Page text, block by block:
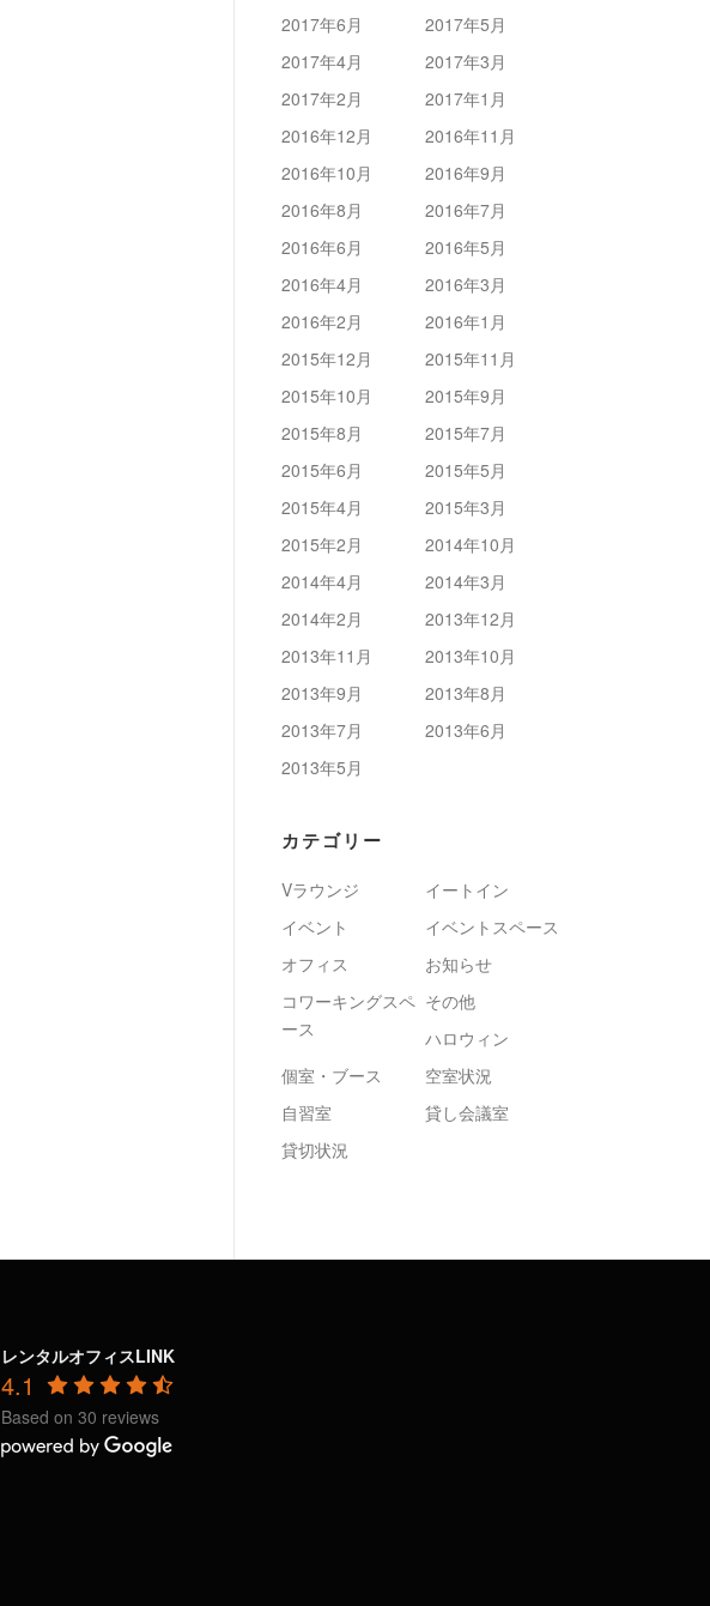
2017年6月
2017年5月
2017年4月
2017年3月
2017年2月
2017年1月
2016年12月
2016年11月
2016年10月
2016年9月
2016年8月
2016年7月
2016年6月
2016年5月
2016年4月
2016年3月
2016年2月
2016年1月
2015年12月
2015年11月
2015年10月
2015年9月
2015年8月
2015年7月
2015年6月
2015年5月
2015年4月
2015年3月
2015年2月
2014年10月
2014年4月
2014年3月
2014年2月
2013年12月
2013年11月
2013年10月
2013年9月
2013年8月
2013年7月
2013年6月
2013年5月
カテゴリー
Vラウンジ
イートイン
イベント
イベントスペース
オフィス
お知らせ
コワーキングスペ
ース
その他
ハロウィン
個室・ブース
空室状況
自習室
貸し会議室
貸切状況
レンタルオフィスLINK
4.1
Based on 30 reviews